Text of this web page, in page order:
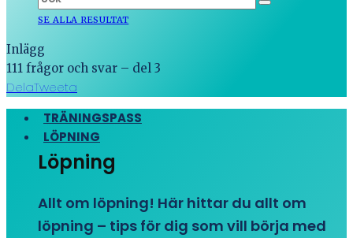
SE ALLA RESULTAT
Inlägg
111 frågor och svar – del 3
DelaTweeta
TRÄNINGSPASS
LÖPNING
Löpning
Allt om löpning! Här hittar du allt om
löpning – tips för dig som vill börja med